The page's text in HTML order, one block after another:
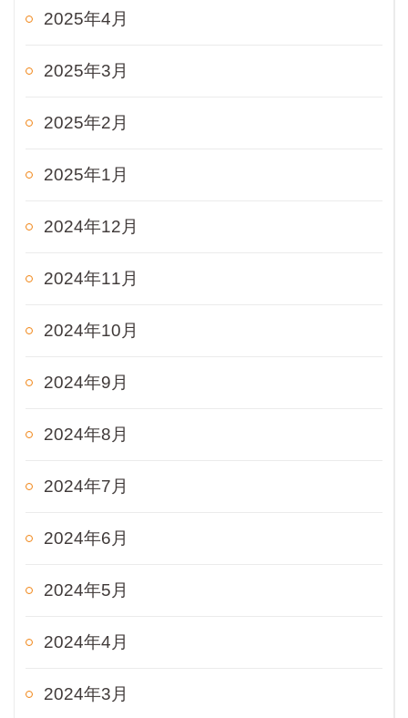
2025年4月
2025年3月
2025年2月
2025年1月
2024年12月
2024年11月
2024年10月
2024年9月
2024年8月
2024年7月
2024年6月
2024年5月
2024年4月
2024年3月